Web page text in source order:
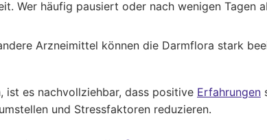
Wer häufig pausiert oder nach wenigen Tagen
Arzneimittel können die Darmflora stark
ist es nachvollziehbar, dass positive Erfahrungen
und Stressfaktoren reduzieren.